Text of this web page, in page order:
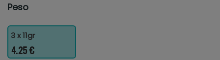
Peso
3 x 11gr
4.25 €